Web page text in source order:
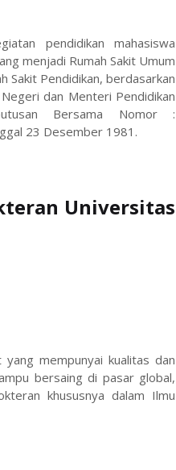
pendidikan mahasiswa
menjadi Rumah Sakit Umum
Sakit Pendidikan, berdasarkan
dan Menteri Pendidikan
Bersama Nomor :
23 Desember 1981.
Universitas
mempunyai kualitas dan
bersaing di pasar global,
khususnya dalam Ilmu